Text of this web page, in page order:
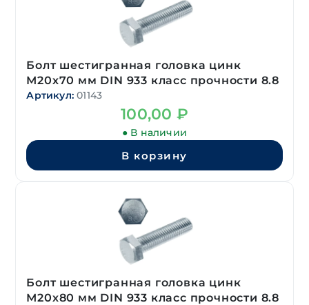
Болт шестигранная головка цинк
М20х70 мм DIN 933 класс прочности 8.8
Артикул: 01143
100,00 ₽
● В наличии
В корзину
Болт шестигранная головка цинк
М20х80 мм DIN 933 класс прочности 8.8